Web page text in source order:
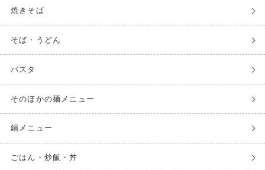
焼きそば
そば・うどん
パスタ
そのほかの麺メニュー
鍋メニュー
ごはん・炒飯・丼